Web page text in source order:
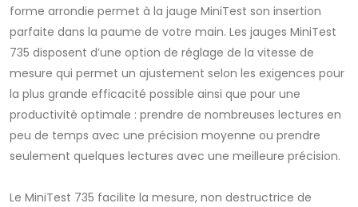
forme arrondie permet à la jauge MiniTest son insertion
parfaite dans la paume de votre main. Les jauges MiniTest
735 disposent d’une option de réglage de la vitesse de
mesure qui permet un ajustement selon les exigences pour
la plus grande efficacité possible ainsi que pour une
productivité optimale : prendre de nombreuses lectures en
peu de temps avec une précision moyenne ou prendre
seulement quelques lectures avec une meilleure précision.
Le MiniTest 735 facilite la mesure, non destructrice de